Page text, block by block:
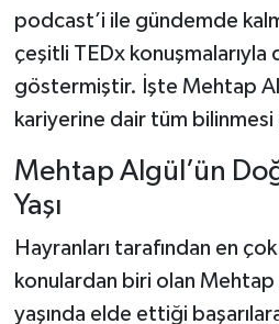
podcast’i ile gündemde
çeşitli TEDx konuşmalarıyla
göstermiştir. İşte Mehtap
kariyerine dair tüm
Mehtap Algül’ün
Yaşı
Hayranları tarafından en
konulardan biri olan Mehtap
yaşında elde ettiği